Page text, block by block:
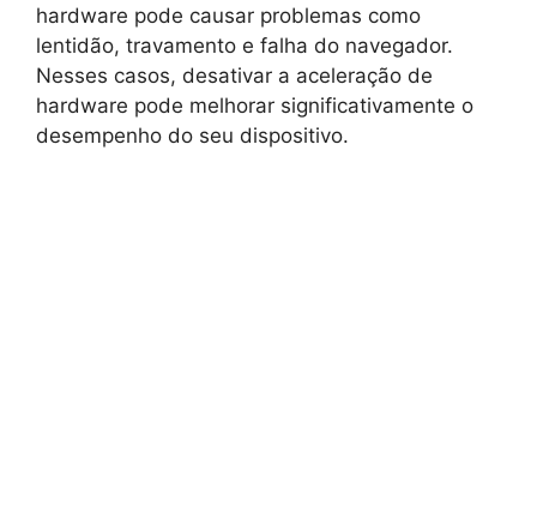
hardware pode causar problemas como
lentidão, travamento e falha do navegador.
Nesses casos, desativar a aceleração de
hardware pode melhorar significativamente o
desempenho do seu dispositivo.